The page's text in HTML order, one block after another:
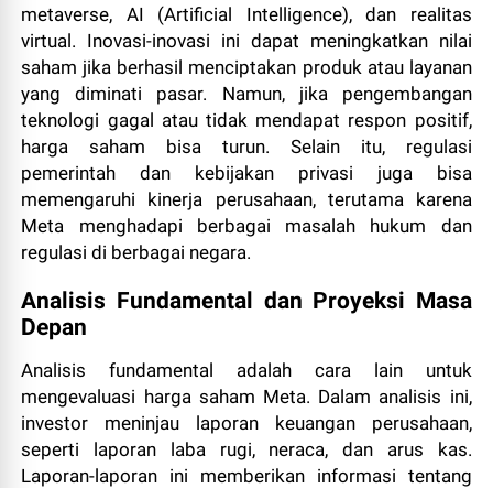
metaverse, AI (Artificial Intelligence), dan realitas
virtual. Inovasi-inovasi ini dapat meningkatkan nilai
saham jika berhasil menciptakan produk atau layanan
yang diminati pasar. Namun, jika pengembangan
teknologi gagal atau tidak mendapat respon positif,
harga saham bisa turun. Selain itu, regulasi
pemerintah dan kebijakan privasi juga bisa
memengaruhi kinerja perusahaan, terutama karena
Meta menghadapi berbagai masalah hukum dan
regulasi di berbagai negara.
Analisis Fundamental dan Proyeksi Masa
Depan
Analisis fundamental adalah cara lain untuk
mengevaluasi harga saham Meta. Dalam analisis ini,
investor meninjau laporan keuangan perusahaan,
seperti laporan laba rugi, neraca, dan arus kas.
Laporan-laporan ini memberikan informasi tentang